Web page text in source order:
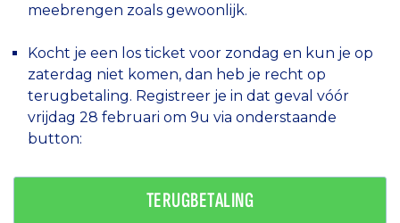
meebrengen zoals gewoonlijk.
Kocht je een los ticket voor zondag en kun je op
zaterdag niet komen, dan heb je recht op
terugbetaling. Registreer je in dat geval vóór
vrijdag 28 februari om 9u via onderstaande
button:
TERUGBETALING